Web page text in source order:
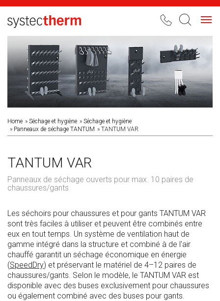
Home Séchage et hygiène
Séchage et hygiène
Panneaux de séchage TANTUM
TANTUM VAR
TANTUM VAR
Panneaux de séchage ouverts pour max. 10 paires de
chaussures/gants
Les séchoirs pour chaussures et pour gants TANTUM VAR
sont très faciles à utiliser et peuvent être combinés entre
eux en tout temps. Un système de ventilation haut de
gamme intégré dans la structure et combiné à de l'air
chauffé garantit un séchage économique en énergie
(SpeedDry) et préservant le matériel de 4–12 paires de
chaussures/gants. Selon le modèle, le TANTUM VAR est
disponible avec des buses exclusivement pour chaussures
ou également combiné avec des buses pour gants.